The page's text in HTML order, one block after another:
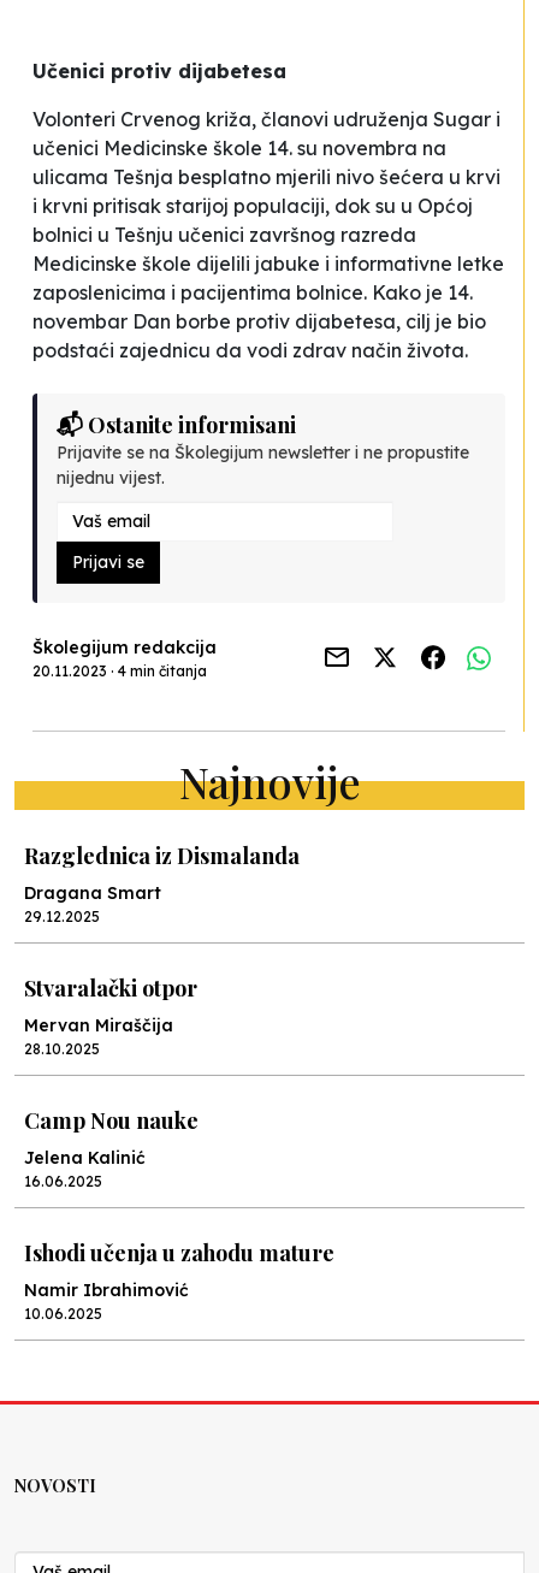
Učenici protiv dijabetesa
Volonteri Crvenog križa, članovi udruženja Sugar i
učenici Medicinske škole 14. su novembra na
ulicama Tešnja besplatno mjerili nivo šećera u krvi
i krvni pritisak starijoj populaciji, dok su u Općoj
bolnici u Tešnju učenici završnog razreda
Medicinske škole dijelili jabuke i informativne letke
zaposlenicima i pacijentima bolnice. Kako je 14.
novembar Dan borbe protiv dijabetesa, cilj je bio
podstaći zajednicu da vodi zdrav način života.
📬 Ostanite informisani
Prijavite se na Školegijum newsletter i ne propustite
nijednu vijest.
Prijavi se
Školegijum redakcija
20.11.2023 · 4 min čitanja
Najnovije
Razglednica iz Dismalanda
Dragana Smart
29.12.2025
Stvaralački otpor
Mervan Miraščija
28.10.2025
Camp Nou nauke
Jelena Kalinić
16.06.2025
Ishodi učenja u zahodu mature
Namir Ibrahimović
10.06.2025
Nenad Veličković
NOVOSTI